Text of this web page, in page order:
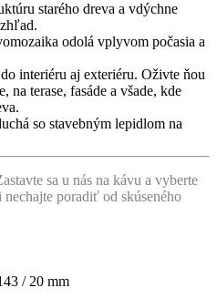
starého dreva a vdýchne
odolá vplyvom počasia a
interiéru aj exteriéru. Oživte ňou
na terase, fasáde a všade, kde
so stavebným lepidlom na
sa u nás na kávu a vyberte
nechajte poradiť od skúseného
/ 20 mm